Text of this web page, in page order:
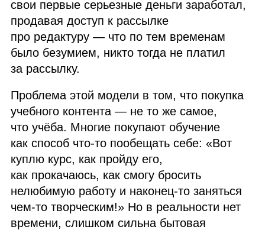
свои первые серьезные деньги заработал,
продавая доступ к рассылке
про редактуру — что по тем временам
было безумием, никто тогда не платил
за рассылку.
Проблема этой модели в том, что покупка
учебного контента — не то же самое,
что учёба. Многие покупают обучение
как способ что‑то пообещать себе: «Вот
куплю курс, как пройду его,
как прокачаюсь, как смогу бросить
нелюбимую работу и наконец‑то заняться
чем‑то творческим!» Но в реальности нет
времени, слишком сильна бытовая